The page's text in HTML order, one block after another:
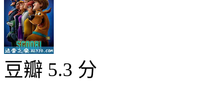
豆瓣 5.3 分